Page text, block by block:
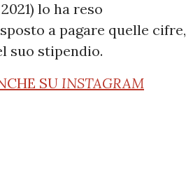
lo ha reso
a pagare quelle cifre,
suo stipendio.
SU INSTAGRAM